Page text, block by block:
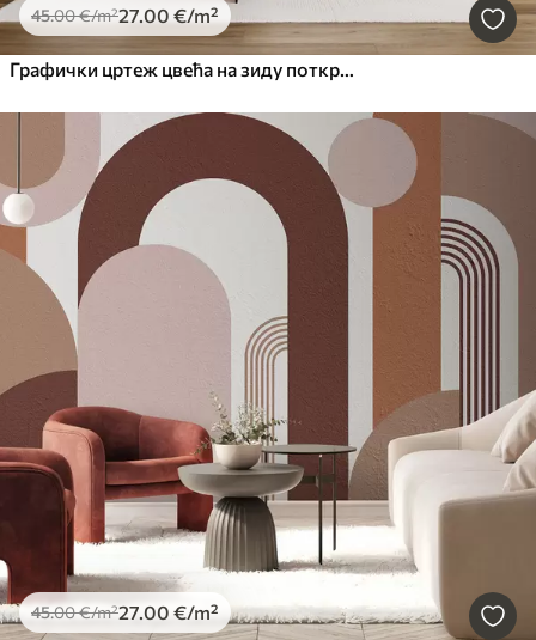
45.00€/m²27.00 €/m²
Графички цртеж цвећа на зиду поткровља
45.00€/m²27.00 €/m²